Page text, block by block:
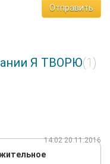
Отправить
Я ТВОРЮ(1)
14:02 20.11.2016